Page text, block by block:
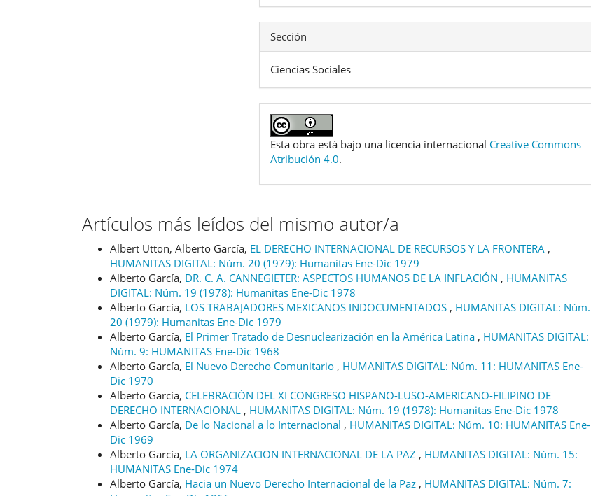
Sección
Ciencias Sociales
Esta obra está bajo una licencia internacional Creative Commons
Atribución 4.0.
Artículos más leídos del mismo autor/a
Albert Utton, Alberto García, EL DERECHO INTERNACIONAL DE RECURSOS Y LA FRONTERA ,
HUMANITAS DIGITAL: Núm. 20 (1979): Humanitas Ene-Dic 1979
Alberto García, DR. C. A. CANNEGIETER: ASPECTOS HUMANOS DE LA INFLACIÓN , HUMANITAS
DIGITAL: Núm. 19 (1978): Humanitas Ene-Dic 1978
Alberto García, LOS TRABAJADORES MEXICANOS INDOCUMENTADOS , HUMANITAS DIGITAL: Núm.
20 (1979): Humanitas Ene-Dic 1979
Alberto García, El Primer Tratado de Desnuclearización en la América Latina , HUMANITAS DIGITAL:
Núm. 9: HUMANITAS Ene-Dic 1968
Alberto García, El Nuevo Derecho Comunitario , HUMANITAS DIGITAL: Núm. 11: HUMANITAS Ene-
Dic 1970
Alberto García, CELEBRACIÓN DEL XI CONGRESO HISPANO-LUSO-AMERICANO-FILIPINO DE
DERECHO INTERNACIONAL , HUMANITAS DIGITAL: Núm. 19 (1978): Humanitas Ene-Dic 1978
Alberto García, De lo Nacional a lo Internacional , HUMANITAS DIGITAL: Núm. 10: HUMANITAS Ene-
Dic 1969
Alberto García, LA ORGANIZACION INTERNACIONAL DE LA PAZ , HUMANITAS DIGITAL: Núm. 15:
HUMANITAS Ene-Dic 1974
Alberto García, Hacia un Nuevo Derecho Internacional de la Paz , HUMANITAS DIGITAL: Núm. 7: